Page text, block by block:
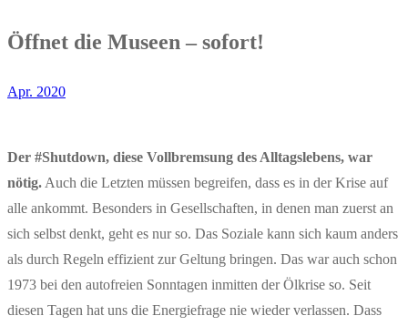
Öffnet die Museen – sofort!
Apr. 2020
Der #Shutdown, diese Vollbremsung des Alltagslebens, war
nötig. Auch die Letzten müssen begreifen, dass es in der Krise auf
alle ankommt. Besonders in Gesellschaften, in denen man zuerst an
sich selbst denkt, geht es nur so. Das Soziale kann sich kaum anders
als durch Regeln effizient zur Geltung bringen. Das war auch schon
1973 bei den autofreien Sonntagen inmitten der Ölkrise so. Seit
diesen Tagen hat uns die Energiefrage nie wieder verlassen. Dass